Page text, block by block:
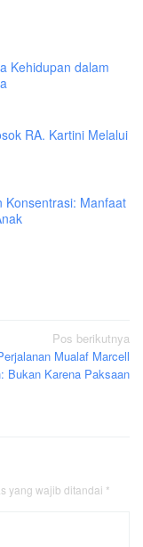
Kehidupan dalam
RA. Kartini Melalui
Konsentrasi: Manfaat
Pos berikutnya
Mualaf Marcell
Bukan Karena Paksaan
yang wajib ditandai *